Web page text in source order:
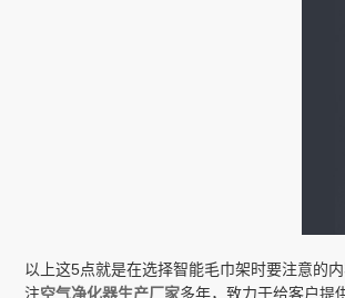
以上这5点就是在选择智能毛巾架时要注意的